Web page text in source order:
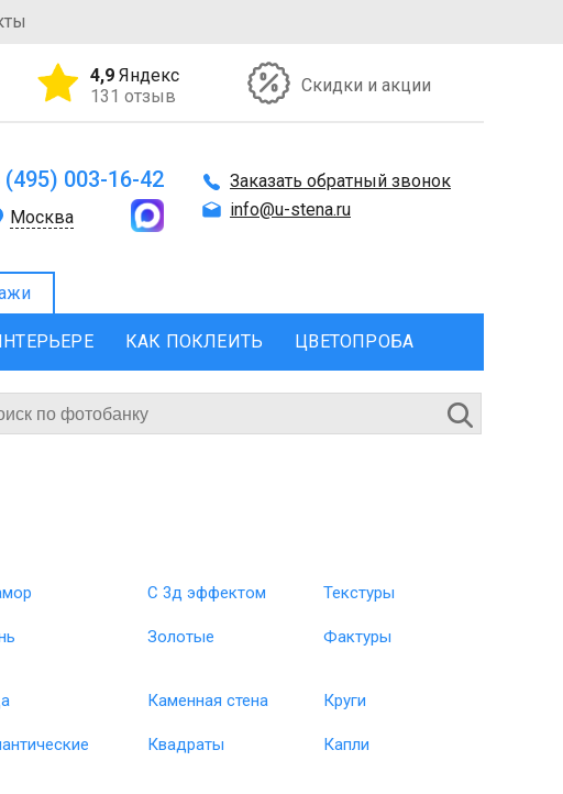
4,9 Яндекс
131 отзыв
Скидки и акции
(495) 003-16-42
Москва
Заказать обратный звонок
info@u-stena.ru
КАК ПОКЛЕИТЬ ЦВЕТОПРОБА
С 3д эффектом Текстуры
Золотые Фактуры
Каменная стена Круги
Квадраты Капли